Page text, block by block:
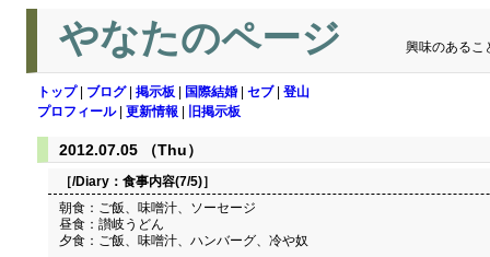
やなたのページ 興味のあるこ
トップ| ブログ| 掲示板 国際結婚 セブ| 登山
プロフィール| 更新情報 旧掲示板
2012.07.05 （Thu）
［/Diary： 食事内容(7/5)］
朝食：ご飯、味噌汁、ソーセージ
昼食：讃岐うどん
夕食：ご飯、味噌汁、ハンバーグ、冷や奴